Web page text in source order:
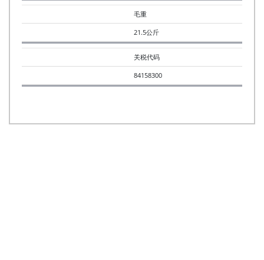
毛重
21.5公斤
关税代码
84158300